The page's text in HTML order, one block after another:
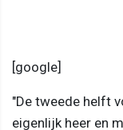
[google]
"De tweede helft
eigenlijk heer en